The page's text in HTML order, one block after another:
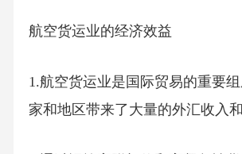
航空货运业的经济效益
1.航空货运业是国际贸易的重要
家和地区带来了大量的外汇收入和